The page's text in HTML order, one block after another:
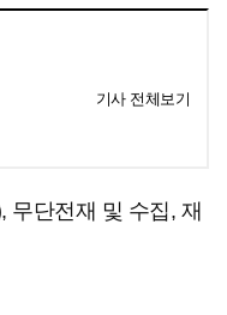
기사 전체보기
무단전재 및 수집, 재